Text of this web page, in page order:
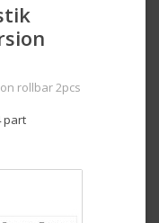
rollbar 2pcs
part